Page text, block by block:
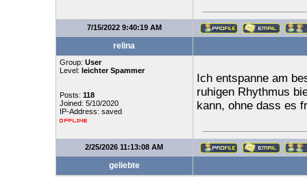
7/15/2022 9:40:19 AM
relina
Group: User
Level: leichter Spammer
Posts: 118
Joined: 5/10/2020
IP-Address: saved
Ich entspanne am
ruhigen Rhythmus
kann, ohne dass es
2/25/2026 11:13:08 AM
geliebte